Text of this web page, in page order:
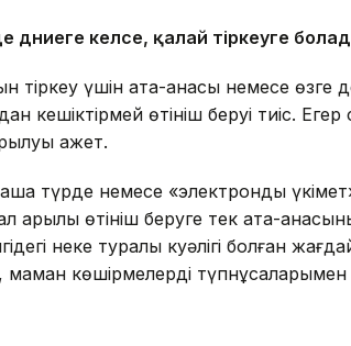
дүниеге келсе, қалай тіркеуге
тіркеу үшін ата-анасы немесе өзге
кешіктірмей өтініш беруі тиіс.
қажет.
түрде немесе «электрондық
арқылы өтініш беруге тек ата-
неке туралы куәлігі болған
маман көшірмелерді